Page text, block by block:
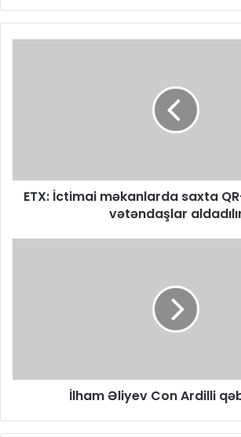
ETX: İctimai məkanlarda saxta
vətəndaşlar
İlham Əliyev Con Ardilli